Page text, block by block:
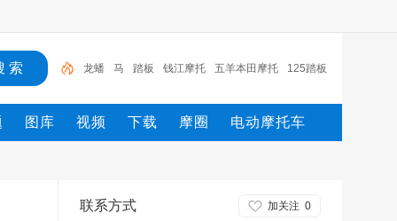
龙蟠 马 踏板 钱江摩托 五羊本田摩托 125踏板
摩托车 新大洲 电动车 摩托 摩托车
图库 视频 下载 摩圈 电动摩托车
联系方式 加关注 0